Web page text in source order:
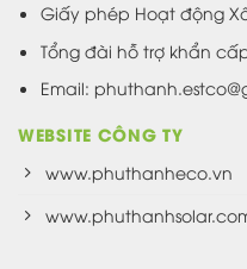
Giấy phép Hoạt động
Tổng đài hỗ trợ khẩn
Email:
WEBSITE CÔNG TY
www.phuthanheco.vn